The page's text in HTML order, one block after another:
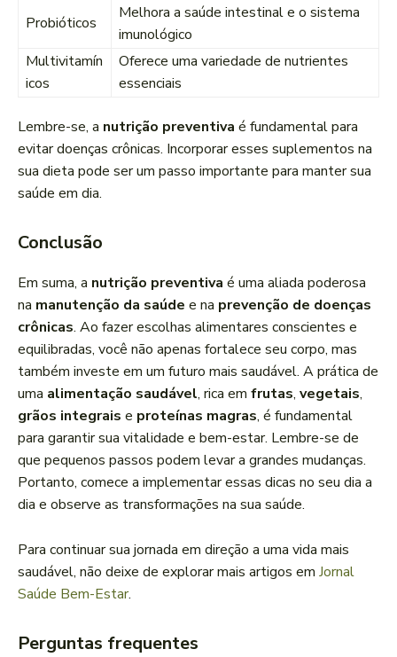
Probióticos
Melhora a saúde intestinal e o sistema
imunológico
Multivitamín
icos
Oferece uma variedade de nutrientes
essenciais
Lembre-se, a nutrição preventiva é fundamental para
evitar doenças crônicas. Incorporar esses suplementos na
sua dieta pode ser um passo importante para manter sua
saúde em dia.
Conclusão
Em suma, a nutrição preventiva é uma aliada poderosa
na manutenção da saúde e na prevenção de doenças
crônicas. Ao fazer escolhas alimentares conscientes e
equilibradas, você não apenas fortalece seu corpo, mas
também investe em um futuro mais saudável. A prática de
uma alimentação saudável, rica em frutas, vegetais,
grãos integrais e proteínas magras, é fundamental
para garantir sua vitalidade e bem-estar. Lembre-se de
que pequenos passos podem levar a grandes mudanças.
Portanto, comece a implementar essas dicas no seu dia a
dia e observe as transformações na sua saúde.
Para continuar sua jornada em direção a uma vida mais
saudável, não deixe de explorar mais artigos em Jornal
Saúde Bem-Estar.
Perguntas frequentes